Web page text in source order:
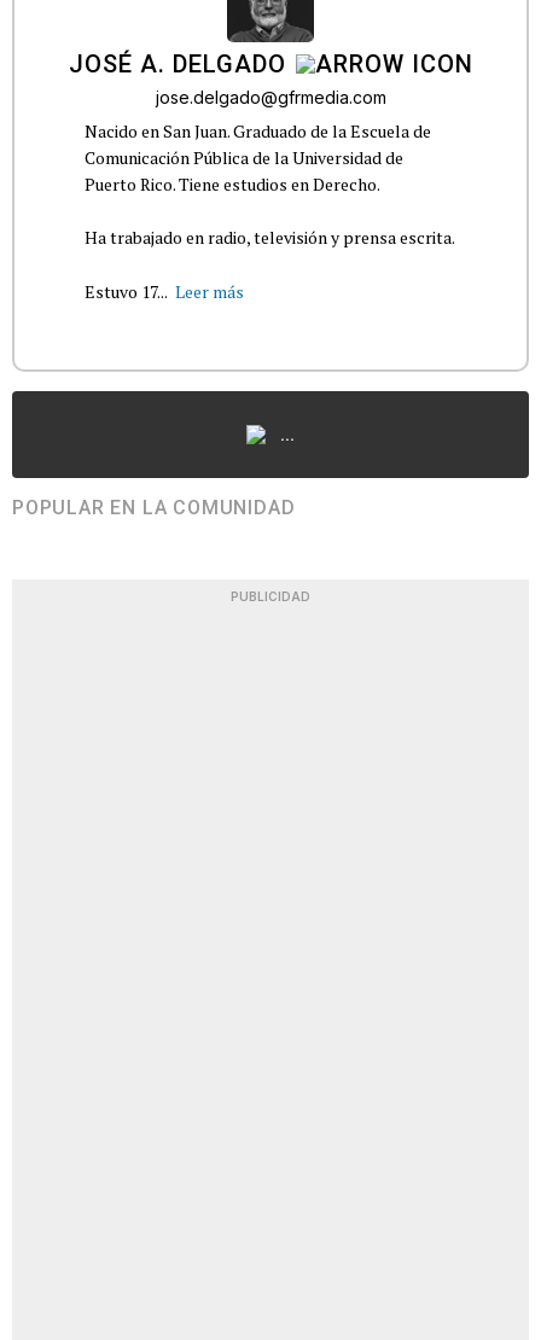
JOSÉ A. DELGADO
jose.delgado@gfrmedia.com
Nacido en San Juan. Graduado de la Escuela de
Comunicación Pública de la Universidad de
Puerto Rico. Tiene estudios en Derecho.
Ha trabajado en radio, televisión y prensa escrita.
Estuvo 17... Leer más
...
POPULAR EN LA COMUNIDAD
PUBLICIDAD